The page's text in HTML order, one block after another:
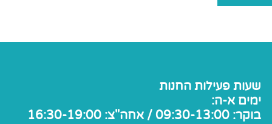
שעות פעילות החנות
ימים א-ה:
בוקר: 09:30-13:00 / אחה"צ: 16:30-19:00